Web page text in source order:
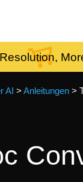
AI > Anleitungen >